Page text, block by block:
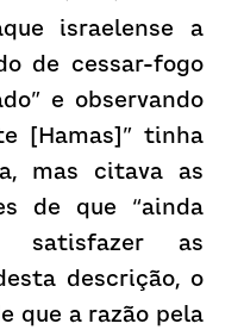
israelense a
de cessar-fogo
e observando
[Hamas]” tinha
mas citava as
de que “ainda
satisfazer as
descrição, o
que a razão pela